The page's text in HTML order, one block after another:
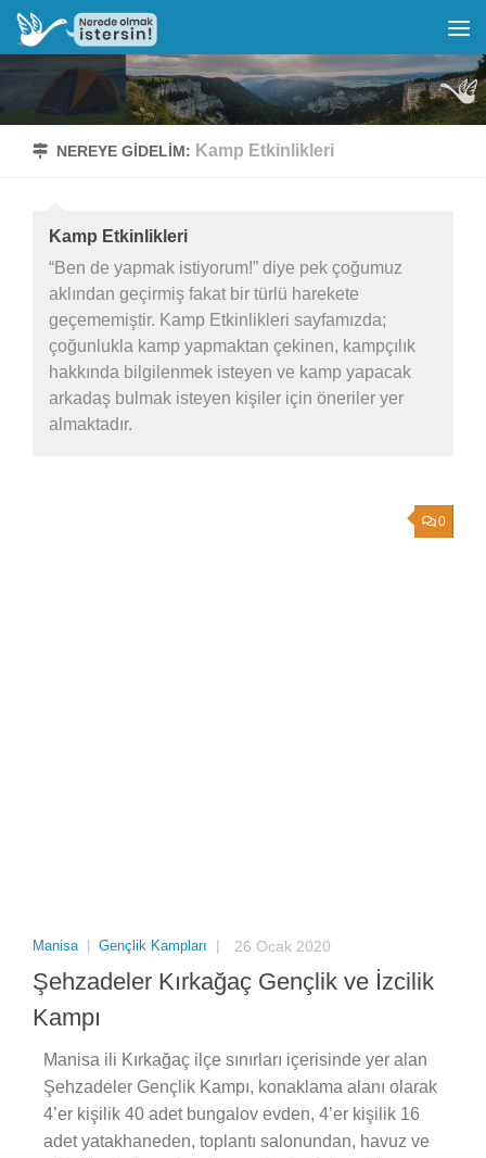
NEREYE GIDELIM: Kamp Etkinlikleri
Kamp Etkinlikleri
“Ben de yapmak istiyorum!” diye pek çoğumuz
aklından geçirmiş fakat bir türlü harekete
geçememiştir. Kamp Etkinlikleri sayfamızda;
çoğunlukla kamp yapmaktan çekinen, kampçılık
hakkında bilgilenmek isteyen ve kamp yapacak
arkadaş bulmak isteyen kişiler için öneriler yer
almaktadır.
0
Manisa Gençlik Kampları 26 Ocak 2020
Şehzadeler Kırkağaç Gençlik ve İzcilik
Kampı
Manisa ili Kırkağaç ilçe sınırları içerisinde yer alan
Şehzadeler Gençlik Kampı, konaklama alanı olarak
4’er kişilik 40 adet bungalov evden, 4’er kişilik 16
adet yatakhaneden, toplantı salonundan, havuz ve